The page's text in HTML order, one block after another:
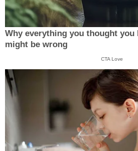
Why everything you thought you
might be wrong
CTA Love